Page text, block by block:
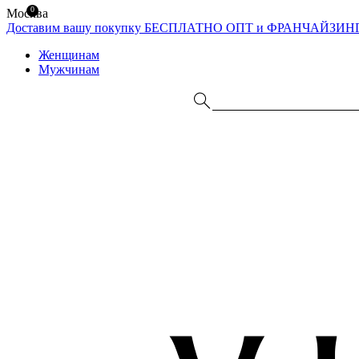
Москва
Доставим вашу покупку БЕСПЛАТНО ОПТ и
Женщинам
Мужчинам
0